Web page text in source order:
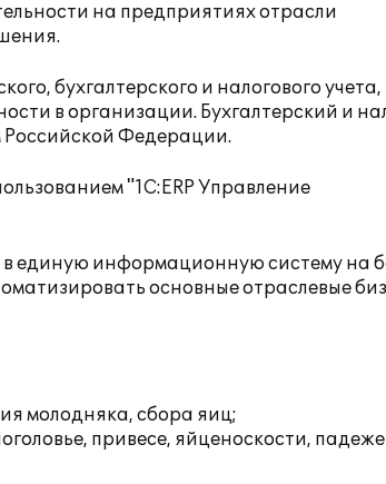
на предприятиях отрасли
бухгалтерского и налогового учета,
в организации. Бухгалтерский и
Российской Федерации.
"1С:ERP Управление
в единую информационную систему на
основные отраслевые
молодняка, сбора яиц;
привесе, яйценоскости,